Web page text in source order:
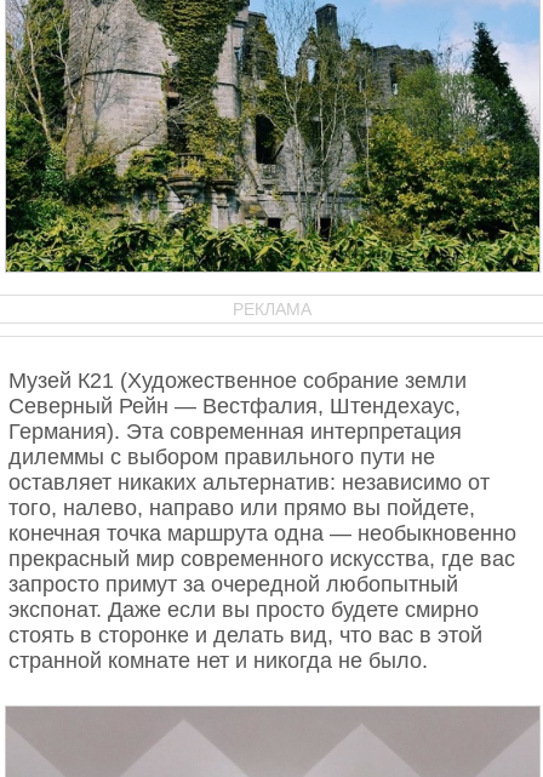
РЕКЛАМА
Музей К21 (Художественное собрание земли
Северный Рейн — Вестфалия, Штендехаус,
Германия). Эта современная интерпретация
дилеммы с выбором правильного пути не
оставляет никаких альтернатив: независимо от
того, налево, направо или прямо вы пойдете,
конечная точка маршрута одна — необыкновенно
прекрасный мир современного искусства, где вас
запросто примут за очередной любопытный
экспонат. Даже если вы просто будете смирно
стоять в сторонке и делать вид, что вас в этой
странной комнате нет и никогда не было.